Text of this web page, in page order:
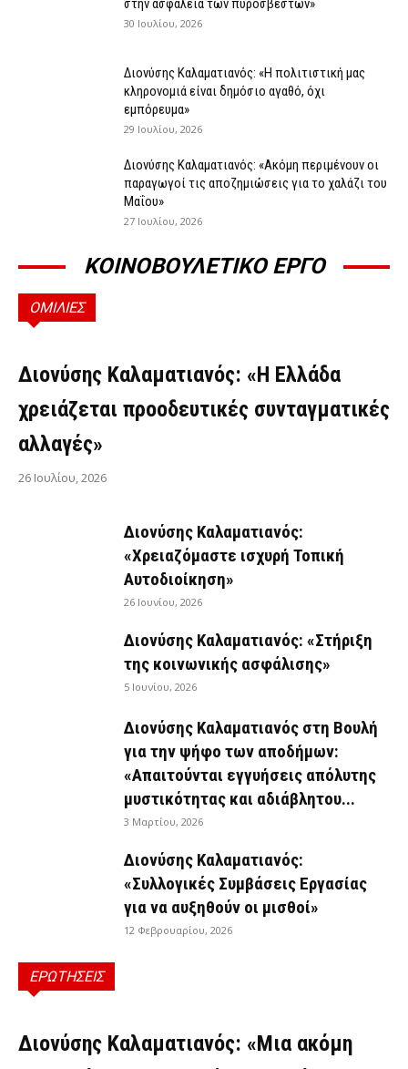
στην ασφάλεια των πυροσβεστών»
30 Ιουλίου, 2026
Διονύσης Καλαματιανός: «Η πολιτιστική μας
κληρονομιά είναι δημόσιο αγαθό, όχι
εμπόρευμα»
29 Ιουλίου, 2026
Διονύσης Καλαματιανός: «Ακόμη περιμένουν οι
παραγωγοί τις αποζημιώσεις για το χαλάζι του
Μαΐου»
27 Ιουλίου, 2026
ΚΟΙΝΟΒΟΥΛΕΤΙΚΟ ΕΡΓΟ
ΟΜΙΛΙΕΣ
ΟΜΙΛΊΕΣ
Διονύσης Καλαματιανός: «Η Ελλάδα
χρειάζεται προοδευτικές συνταγματικές
αλλαγές»
26 Ιουλίου, 2026
Διονύσης Καλαματιανός:
«Χρειαζόμαστε ισχυρή Τοπική
Αυτοδιοίκηση»
26 Ιουνίου, 2026
Διονύσης Καλαματιανός: «Στήριξη
της κοινωνικής ασφάλισης»
5 Ιουνίου, 2026
Διονύσης Καλαματιανός στη Βουλή
για την ψήφο των αποδήμων:
«Απαιτούνται εγγυήσεις απόλυτης
μυστικότητας και αδιάβλητου...
3 Μαρτίου, 2026
Διονύσης Καλαματιανός:
«Συλλογικές Συμβάσεις Εργασίας
για να αυξηθούν οι μισθοί»
12 Φεβρουαρίου, 2026
ΕΡΩΤΗΣΕΙΣ
ΕΡΩΤΉΣΕΙΣ
Διονύσης Καλαματιανός: «Μια ακόμη